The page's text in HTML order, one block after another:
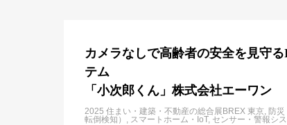
カメラなしで高齢者の安全を見守
テム
「小次郎くん」株式会社エーワン
2025 住まい・建築・不動産の総合展BREX 東京 防
転倒検知）
スマートホーム・IoT センサー・警報シ